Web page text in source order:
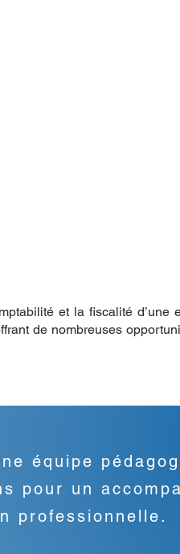
et la fiscalité d’une
de nombreuses
équipe
pour un
professionnelle.